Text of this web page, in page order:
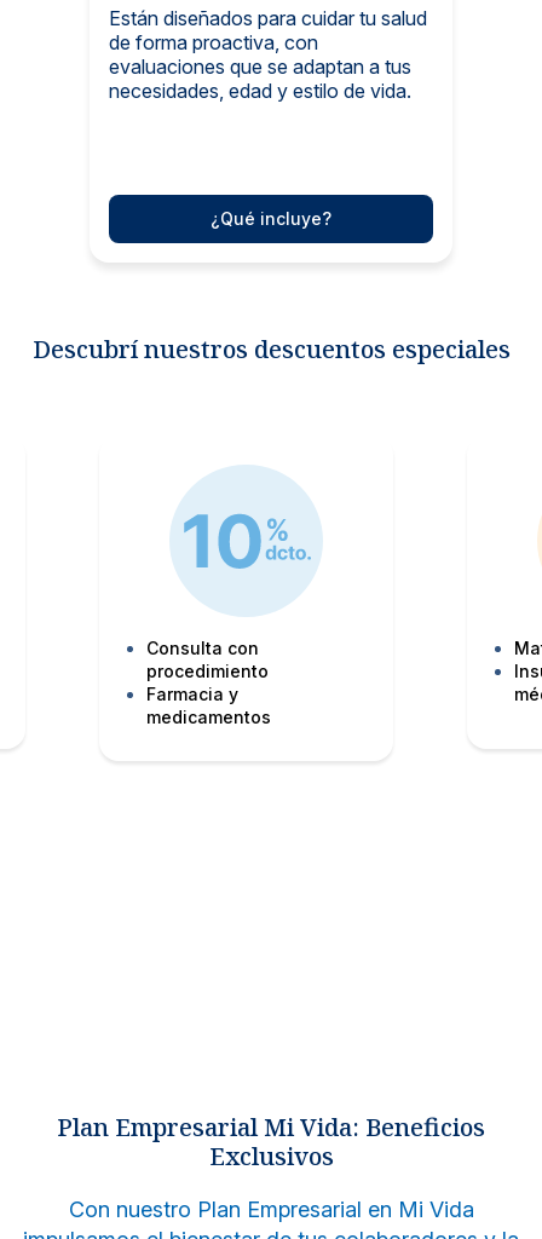
Están diseñados para cuidar tu salud
de forma proactiva, con
evaluaciones que se adaptan a tus
necesidades, edad y estilo de vida.
¿Qué incluye?
Descubrí nuestros descuentos especiales
Consulta con
procedimiento
Farmacia y
medicamentos
Plan Empresarial Mi Vida: Beneficios
Exclusivos
Con nuestro Plan Empresarial en Mi Vida